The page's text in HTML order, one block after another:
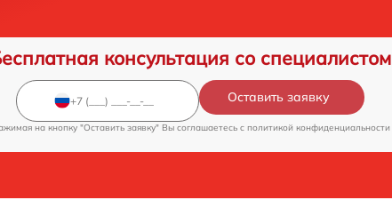
консультация со специалистом
Оставить заявку
на кнопку "Оставить заявку" Вы соглашаетесь c политикой конфиденциальности